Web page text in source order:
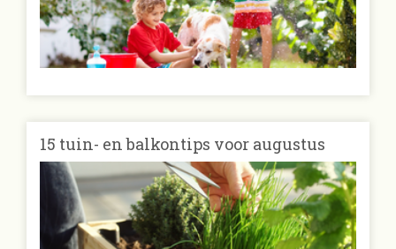
15 tuin- en balkontips voor augustus